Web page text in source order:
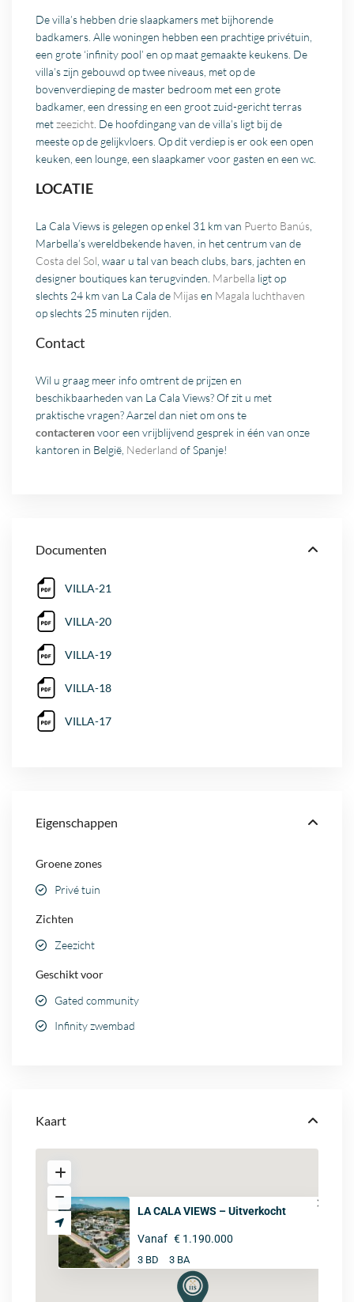
De villa’s hebben drie slaapkamers met bijhorende
badkamers. Alle woningen hebben een prachtige privétuin,
een grote ‘infinity pool’ en op maat gemaakte keukens. De
villa’s zijn gebouwd op twee niveaus, met op de
bovenverdieping de master bedroom met een grote
badkamer, een dressing en een groot zuid-gericht terras
metzeezicht . De hoofdingang van de villa’s ligt bij de
meeste op de gelijkvloers. Op dit verdiep is er ook een open
keuken, een lounge, een slaapkamer voor gasten en een wc.
LOCATIE
La Cala Views is gelegen op enkel 31 km van Puerto Banús
Marbella’s wereldbekende haven, in het centrum van de
Costa del Sol , waar u tal van beach clubs, bars, jachten en
designer boutiques kan terugvinden. Marbella ligt op
slechts 24 km van La Cala de Mijasen Magala luchthaven
op slechts 25 minuten rijden.
Contact
Wil u graag meer info omtrent de prijzen en
beschikbaarheden van La Cala Views? Of zit u met
praktische vragen? Aarzel dan niet om ons te
contacterenvoor een vrijblijvend gesprek in één van onze
kantoren in België, Nederland of Spanje!
Documenten
VILLA-21
VILLA-20
VILLA-19
VILLA-18
VILLA-17
Eigenschappen
Groene zones
Privé tuin
Zichten
Zeezicht
Geschikt voor
Gated community
Infinity zwembad
Kaart
LA CALA VIEWS – Uitverkocht
Vanaf € 1.190.000
3 BD 3 BA